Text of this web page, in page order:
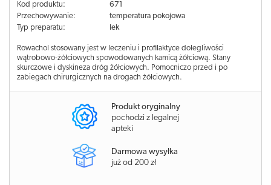
Kod produktu:
671
Przechowywanie:
temperatura pokojowa
Typ preparatu:
lek
Rowachol stosowany jest w leczeniu i profilaktyce dolegliwości
wątrobowo-żółciowych spowodowanych kamicą żółciową. Stany
skurczowe i dyskineza dróg żółciowych. Pomocniczo przed i po
zabiegach chirurgicznych na drogach żółciowych.
Produkt oryginalny
pochodzi z legalnej
apteki
Darmowa wysyłka
już od 200 zł